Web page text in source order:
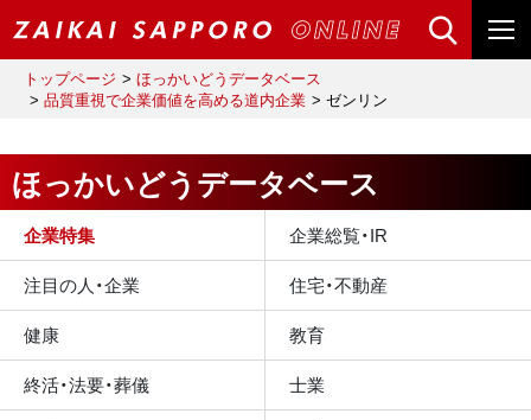
トップページ
ほっかいどうデータベース
品質重視で企業価値を高める道内企業
ゼンリン
ほっかいどうデータベース
企業特集
企業総覧・IR
注目の人・企業
住宅・不動産
健康
教育
終活・法要・葬儀
士業